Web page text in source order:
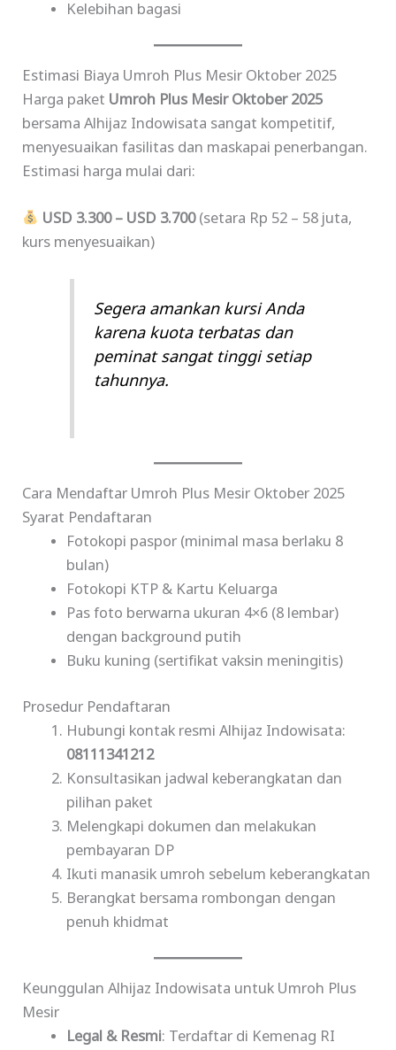
Kelebihan bagasi
Estimasi Biaya Umroh Plus Mesir Oktober 2025
Harga paket Umroh Plus Mesir Oktober 2025
bersama Alhijaz Indowisata sangat kompetitif,
menyesuaikan fasilitas dan maskapai penerbangan.
Estimasi harga mulai dari:
USD 3.300 – USD 3.700(setara Rp 52 – 58 juta,
kurs menyesuaikan)
Segera amankan kursi Anda
karena kuota terbatas dan
peminat sangat tinggi setiap
tahunnya.
Cara Mendaftar Umroh Plus Mesir Oktober 2025
Syarat Pendaftaran
Fotokopi paspor (minimal masa berlaku 8
bulan)
Fotokopi KTP & Kartu Keluarga
Pas foto berwarna ukuran 4×6 (8 lembar)
dengan background putih
Buku kuning (sertifikat vaksin meningitis)
Prosedur Pendaftaran
Hubungi kontak resmi Alhijaz Indowisata:
08111341212
Konsultasikan jadwal keberangkatan dan
pilihan paket
Melengkapi dokumen dan melakukan
pembayaran DP
Ikuti manasik umroh sebelum keberangkatan
Berangkat bersama rombongan dengan
penuh khidmat
Keunggulan Alhijaz Indowisata untuk Umroh Plus
Mesir
Legal & Resmi: Terdaftar di Kemenag RI